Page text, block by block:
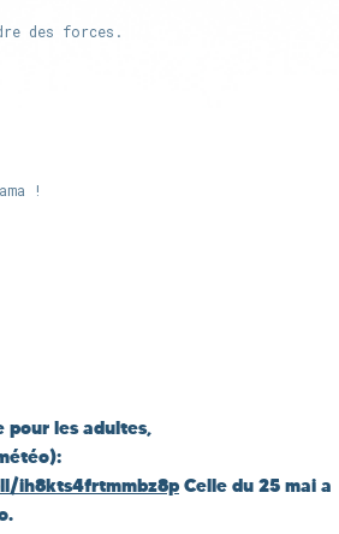
des forces.
!
pour les adultes,
ih8kts4frtmmbz8p Celle du 25 mai a